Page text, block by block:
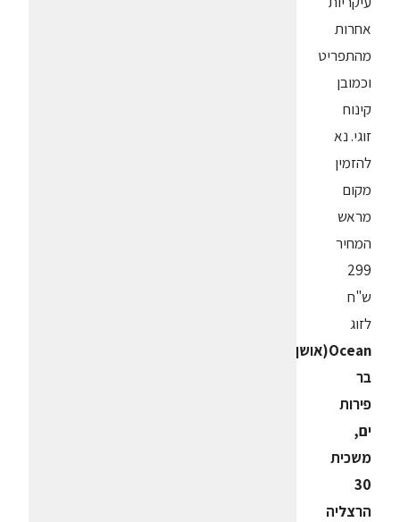
אחרות
מהתפריט
וכמובן
קינוח
זוגי. נא
להזמין
מקום
מראש
המחיר
299
ש"ח
לזוג
Ocean(אושן)-
בר
פירות
ים,
משכית
30
הרצליה